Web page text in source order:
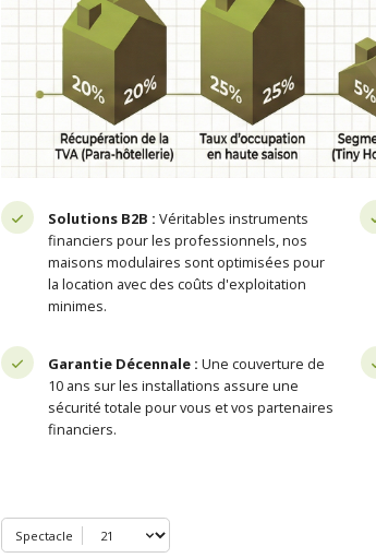
Solutions B2B : Véritables instruments
financiers pour les professionnels, nos
maisons modulaires sont optimisées pour
la location avec des coûts d'exploitation
minimes.
Garantie Décennale : Une couverture de
10 ans sur les installations assure une
sécurité totale pour vous et vos partenaires
financiers.
Spectacle